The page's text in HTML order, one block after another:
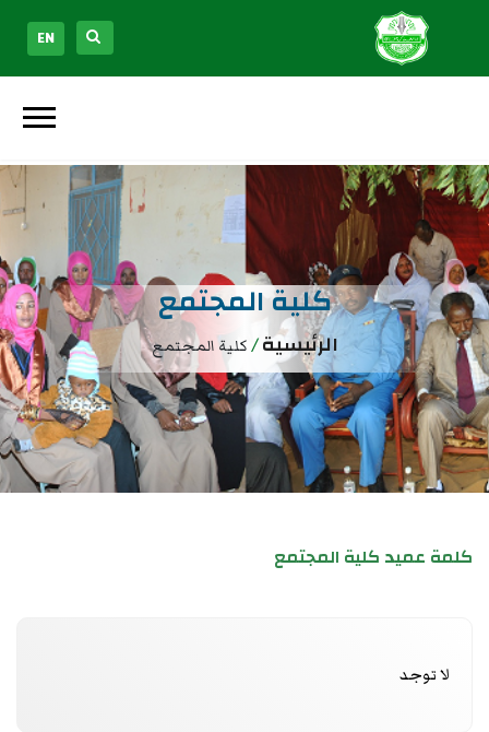
EN
كلية المجتمع
الرئيسية/كلية المجتمع
كلمة عميد كلية المجتمع
لا توجد